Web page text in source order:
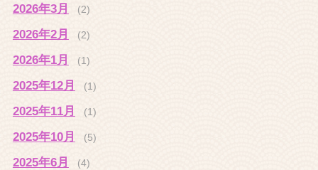
2026年3月 (2)
2026年2月 (2)
2026年1月 (1)
2025年12月 (1)
2025年11月 (1)
2025年10月 (5)
2025年6月 (4)